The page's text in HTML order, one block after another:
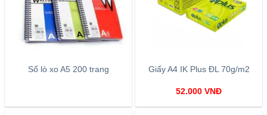
Sổ lò xo A5 200 trang Giấy A4 IK Plus ĐL 70g/m2
52.000 VNĐ